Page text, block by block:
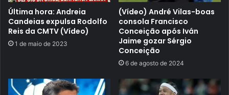
Última hora: Andreia
Candeias expulsa Rodolfo
Reis da CMTV (Vídeo)
1 de maio de 2023
(Vídeo) André Vilas-boas
consola Francisco
Conceição após Iván
Jaime gozar Sérgio
Conceição
6 de agosto de 2024